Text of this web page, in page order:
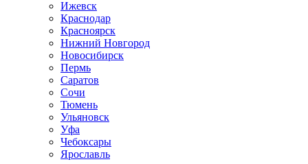
Ижевск
Краснодар
Красноярск
Нижний Новгород
Новосибирск
Пермь
Саратов
Сочи
Тюмень
Ульяновск
Уфа
Чебоксары
Ярославль